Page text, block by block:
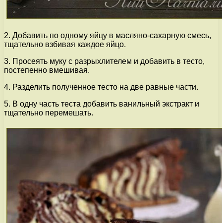
2. Добавить по одному яйцу в масляно-сахарную смесь,
тщательно взбивая каждое яйцо.
3. Просеять муку с разрыхлителем и добавить в тесто,
постепенно вмешивая.
4. Разделить полученное тесто на две равные части.
5. В одну часть теста добавить ванильный экстракт и
тщательно перемешать.